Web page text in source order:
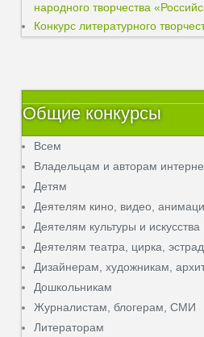
народного творчества
Конкурс литературного
Общие конкурсы
Всем
Владельцам и авторам
Детям
Деятелям кино, видео,
Деятелям культуры и искусства
Деятелям театра, цирка,
Дизайнерам, художникам,
Дошкольникам
Журналистам, блогерам, СМИ
Литераторам